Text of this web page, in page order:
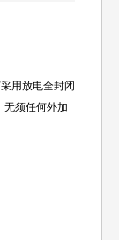
用放电全封闭
无须任何外加